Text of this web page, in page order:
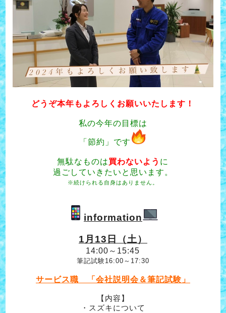
どうぞ本年もよろしくお願いいたします！
私の今年の目標は
「節約」です
無駄なものは買わないよう に
過ごしていきたいと思います。
※続けられる自身はありません。
information
1月13日（土）
14:00～15:45
筆記試験16:00～17:30
サービス職 「会社説明会＆筆記試験」
【内容】
・スズキについて